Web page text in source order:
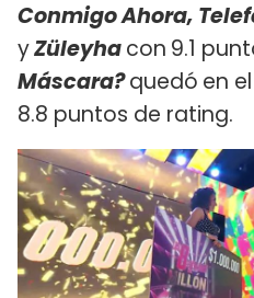
Conmigo Ahora,
yZüleyhacon 9.1
Máscara?quedó en
8.8 puntos de rating.